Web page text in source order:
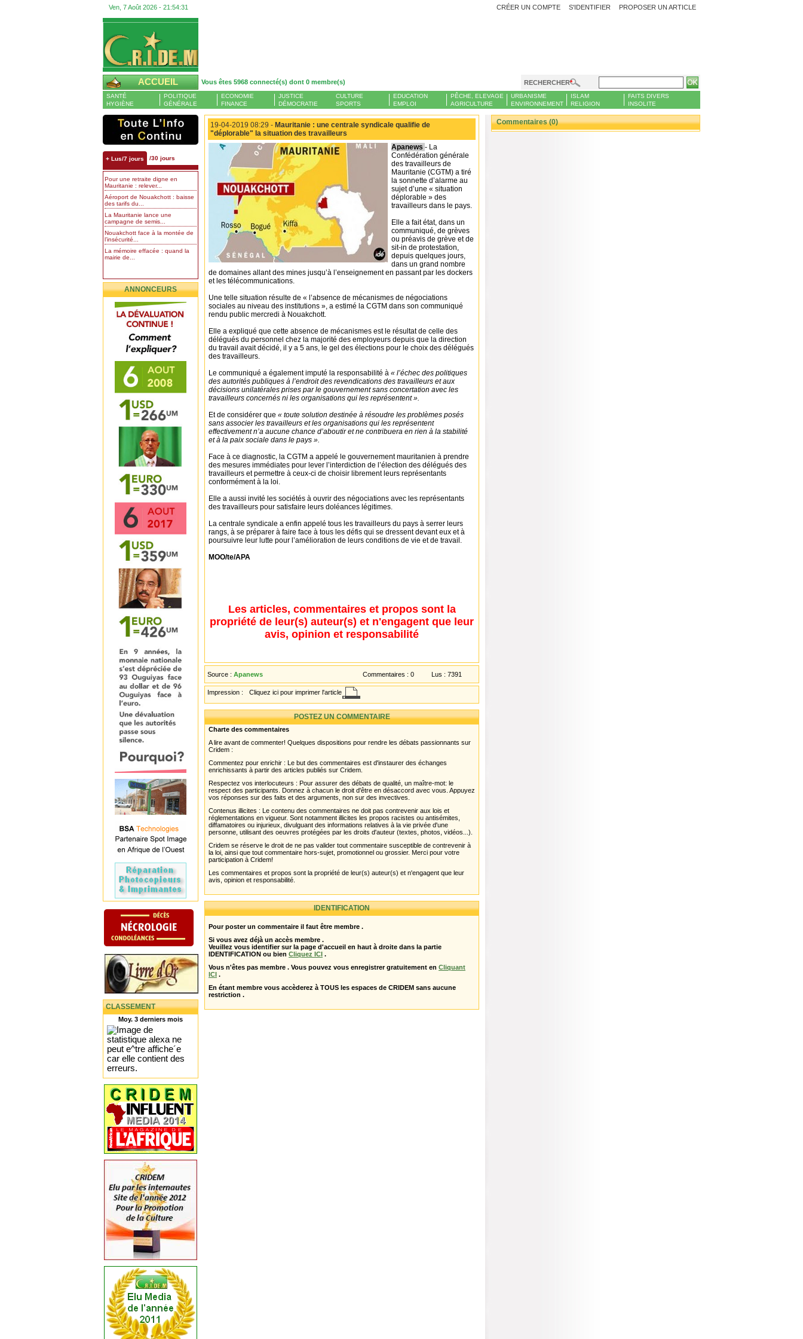
Ven, 7 Août 2026 - 21:54:31 PROPOSER UN ARTICLE
CRÉER UN COMPTE S'IDENTIFIER
ACCUEIL Vous êtes 5968 connecté(s) dont 0 membre(s) RECHERCHER
SANTÉ
HYGIÈNE
POLITIQUE
GÉNÉRALE
ECONOMIE
FINANCE
JUSTICE
DÉMOCRATIE
CULTURE
SPORTS
EDUCATION
EMPLOI
PÊCHE, ELEVAGE
AGRICULTURE
URBANISME
ENVIRONNEMENT
ISLAM
RELIGION
FAITS DIVERS
INSOLITE
+ Lus/7 jours /30 jours
Pour une retraite digne en
Mauritanie : relever...
Aéroport de Nouakchott : baisse
des tarifs du...
La Mauritanie lance une
campagne de semis...
Nouakchott face à la montée de
l’insécurité...
La mémoire effacée : quand la
mairie de...
ANNONCEURS
CLASSEMENT
Moy. 3 derniers mois
19-04-2019 08:29 - Mauritanie : une centrale syndicale qualifie de
"déplorable" la situation des travailleurs
Apanews - La
Confédération générale
des travailleurs de
Mauritanie (CGTM) a tiré
la sonnette d’alarme au
sujet d’une « situation
déplorable » des
travailleurs dans le pays.
Elle a fait état, dans un
communiqué, de grèves
ou préavis de grève et de
sit-in de protestation,
depuis quelques jours,
dans un grand nombre
de domaines allant des mines jusqu’à l’enseignement en passant par les dockers
et les télécommunications.
Une telle situation résulte de « l’absence de mécanismes de négociations
sociales au niveau des institutions », a estimé la CGTM dans son communiqué
rendu public mercredi à Nouakchott.
Elle a expliqué que cette absence de mécanismes est le résultat de celle des
délégués du personnel chez la majorité des employeurs depuis que la direction
du travail avait décidé, il y a 5 ans, le gel des élections pour le choix des délégués
des travailleurs.
Le communiqué a également imputé la responsabilité à « l’échec des politiques
des autorités publiques à l’endroit des revendications des travailleurs et aux
décisions unilatérales prises par le gouvernement sans concertation avec les
travailleurs concernés ni les organisations qui les représentent ».
Et de considérer que « toute solution destinée à résoudre les problèmes posés
sans associer les travailleurs et les organisations qui les représentent
effectivement n’a aucune chance d’aboutir et ne contribuera en rien à la stabilité
et à la paix sociale dans le pays ».
Face à ce diagnostic, la CGTM a appelé le gouvernement mauritanien à prendre
des mesures immédiates pour lever l’interdiction de l’élection des délégués des
travailleurs et permettre à ceux-ci de choisir librement leurs représentants
conformément à la loi.
Elle a aussi invité les sociétés à ouvrir des négociations avec les représentants
des travailleurs pour satisfaire leurs doléances légitimes.
La centrale syndicale a enfin appelé tous les travailleurs du pays à serrer leurs
rangs, à se préparer à faire face à tous les défis qui se dressent devant eux et à
poursuivre leur lutte pour l’amélioration de leurs conditions de vie et de travail.
MOO/te/APA
Les articles, commentaires et propos sont la
propriété de leur(s) auteur(s) et n'engagent que leur
avis, opinion et responsabilité
Source : Apanews Commentaires : 0 Lus : 7391
Impression : Cliquez ici pour imprimer l'article
POSTEZ UN COMMENTAIRE
Charte des commentaires
A lire avant de commenter! Quelques dispositions pour rendre les débats passionnants sur
Cridem :
Commentez pour enrichir : Le but des commentaires est d'instaurer des échanges
enrichissants à partir des articles publiés sur Cridem.
Respectez vos interlocuteurs : Pour assurer des débats de qualité, un maître-mot: le
respect des participants. Donnez à chacun le droit d'être en désaccord avec vous. Appuyez
vos réponses sur des faits et des arguments, non sur des invectives.
Contenus illicites : Le contenu des commentaires ne doit pas contrevenir aux lois et
réglementations en vigueur. Sont notamment illicites les propos racistes ou antisémites,
diffamatoires ou injurieux, divulguant des informations relatives à la vie privée d'une
personne, utilisant des oeuvres protégées par les droits d'auteur (textes, photos, vidéos...).
Cridem se réserve le droit de ne pas valider tout commentaire susceptible de contrevenir à
la loi, ainsi que tout commentaire hors-sujet, promotionnel ou grossier. Merci pour votre
participation à Cridem!
Les commentaires et propos sont la propriété de leur(s) auteur(s) et n'engagent que leur
avis, opinion et responsabilité.
IDENTIFICATION
Pour poster un commentaire il faut être membre .
Si vous avez déjà un accès membre .
Veuillez vous identifier sur la page d'accueil en haut à droite dans la partie
IDENTIFICATION ou bien Cliquez ICI .
Vous n'êtes pas membre . Vous pouvez vous enregistrer gratuitement en Cliquant
ICI .
En étant membre vous accèderez à TOUS les espaces de CRIDEM sans aucune
restriction .
Commentaires (0)